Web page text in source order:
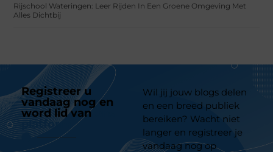
Rijschool Wateringen: Leer Rijden In Een Groene Omgeving Met
Alles Dichtbij
Registreer u
vandaag nog en
word lid van
platform
Wil jij jouw blogs delen
en een breed publiek
bereiken? Wacht niet
langer en registreer je
vandaag nog op